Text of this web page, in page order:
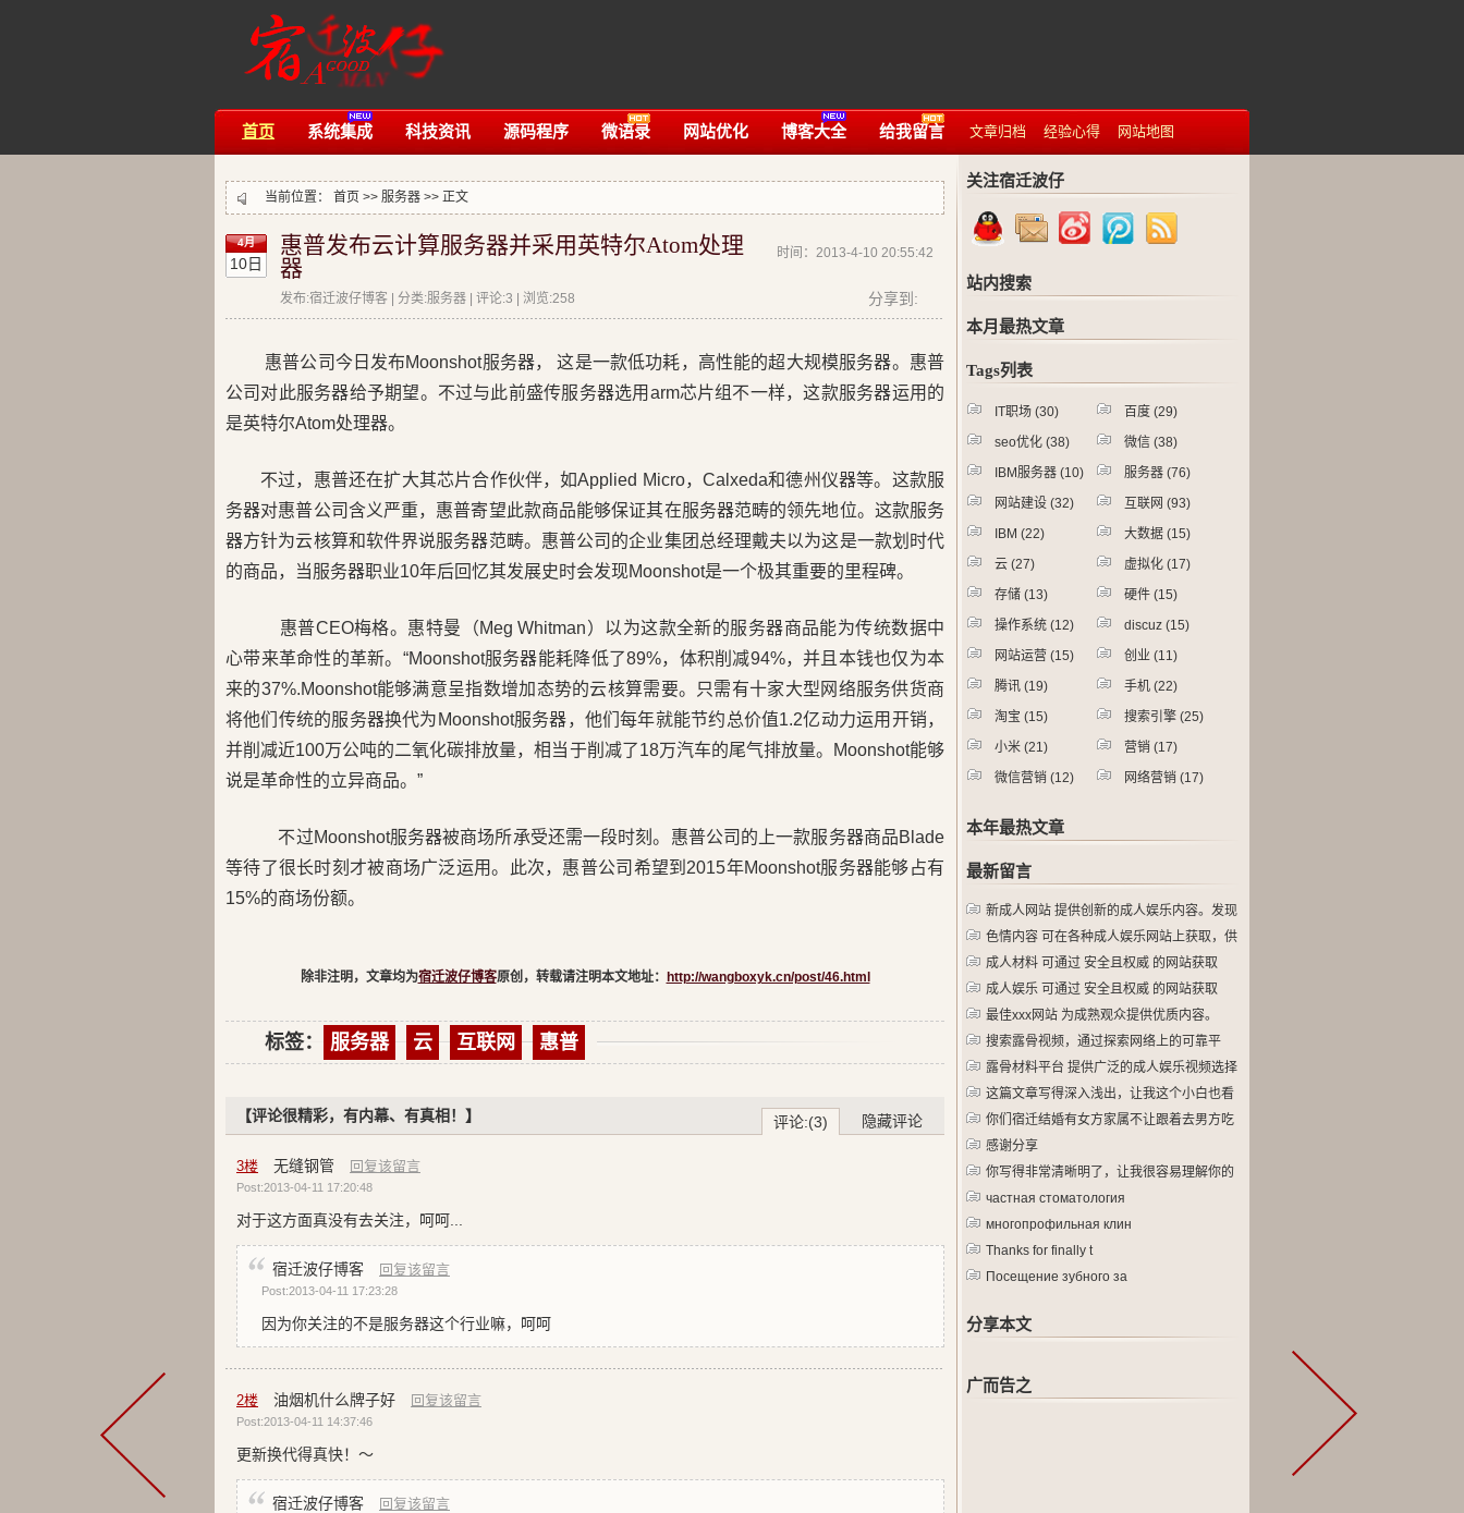
首页 系统集成 科技资讯 源码程序 微语录 网站优化 博客大全 给我留言 文章归档 经验心得 网站地图
当前位置： 首页 >> 服务器 >> 正文
4月
10日
时间：2013-4-10 20:55:42
惠普发布云计算服务器并采用英特尔Atom处理
器
发布:宿迁波仔博客 | 分类:服务器 | 评论:3 | 浏览:258 分享到:
惠普公司今日发布Moonshot服务器， 这是一款低功耗，高性能的超大规模服务器。惠普
公司对此服务器给予期望。不过与此前盛传服务器选用arm芯片组不一样，这款服务器运用的
是英特尔Atom处理器。
不过，惠普还在扩大其芯片合作伙伴，如Applied Micro，Calxeda和德州仪器等。这款服
务器对惠普公司含义严重，惠普寄望此款商品能够保证其在服务器范畴的领先地位。这款服务
器方针为云核算和软件界说服务器范畴。惠普公司的企业集团总经理戴夫以为这是一款划时代
的商品，当服务器职业10年后回忆其发展史时会发现Moonshot是一个极其重要的里程碑。
惠普CEO梅格。惠特曼（Meg Whitman）以为这款全新的服务器商品能为传统数据中
心带来革命性的革新。“Moonshot服务器能耗降低了89%，体积削减94%，并且本钱也仅为本
来的37%.Moonshot能够满意呈指数增加态势的云核算需要。只需有十家大型网络服务供货商
将他们传统的服务器换代为Moonshot服务器，他们每年就能节约总价值1.2亿动力运用开销，
并削减近100万公吨的二氧化碳排放量，相当于削减了18万汽车的尾气排放量。Moonshot能够
说是革命性的立异商品。”
不过Moonshot服务器被商场所承受还需一段时刻。惠普公司的上一款服务器商品Blade
等待了很长时刻才被商场广泛运用。此次，惠普公司希望到2015年Moonshot服务器能够占有
15%的商场份额。
除非注明，文章均为宿迁波仔博客原创，转载请注明本文地址： http://wangboxyk.cn/post/46.html
标签： 服务器 云 互联网 惠普
评论:(3) 隐藏评论
【评论很精彩，有内幕、有真相！】
3楼 无缝钢管 回复该留言
Post:2013-04-11 17:20:48
对于这方面真没有去关注，呵呵...
宿迁波仔博客 回复该留言
Post:2013-04-11 17:23:28
因为你关注的不是服务器这个行业嘛，呵呵
2楼 油烟机什么牌子好 回复该留言
Post:2013-04-11 14:37:46
更新换代得真快！～
宿迁波仔博客 回复该留言
关注宿迁波仔
站内搜索
本月最热文章
Tags列表
IT职场 (30) 百度 (29)
seo优化 (38) 微信 (38)
IBM服务器 (10) 服务器 (76)
网站建设 (32) 互联网 (93)
IBM (22) 大数据 (15)
云 (27) 虚拟化 (17)
存储 (13) 硬件 (15)
操作系统 (12) discuz (15)
网站运营 (15) 创业 (11)
腾讯 (19) 手机 (22)
淘宝 (15) 搜索引擎 (25)
小米 (21) 营销 (17)
微信营销 (12) 网络营销 (17)
本年最热文章
最新留言
新成人网站 提供创新的成人娱乐内容。发现
色情内容 可在各种成人娱乐网站上获取，供
成人材料 可通过 安全且权威 的网站获取
成人娱乐 可通过 安全且权威 的网站获取
最佳xxx网站 为成熟观众提供优质内容。
搜索露骨视频，通过探索网络上的可靠平
台。
露骨材料平台 提供广泛的成人娱乐视频选择
这篇文章写得深入浅出，让我这个小白也看
懂
你们宿迁结婚有女方家属不让跟着去男方吃
酒
感谢分享
你写得非常清晰明了，让我很容易理解你的
观
частная стоматология
многопрофильная клин
Thanks for finally t
Посещение зубного за
分享本文
广而告之